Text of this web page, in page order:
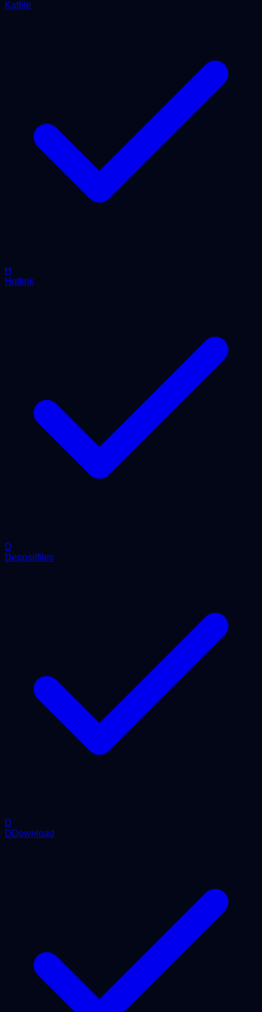
Katfile
H
Hotlink
D
Depositfiles
D
DDownload